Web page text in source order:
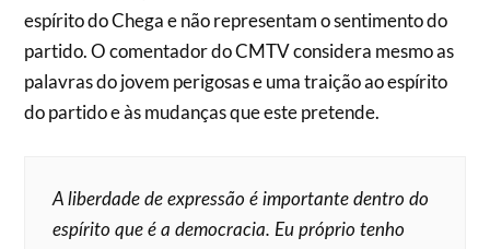
espírito do Chega e não representam o sentimento do
partido. O comentador do CMTV considera mesmo as
palavras do jovem perigosas e uma traição ao espírito
do partido e às mudanças que este pretende.
A liberdade de expressão é importante dentro do
espírito que é a democracia. Eu próprio tenho